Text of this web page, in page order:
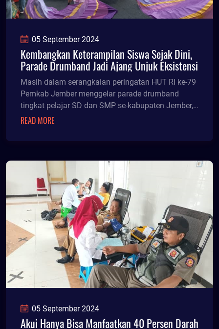
05 September 2024
Kembangkan Keterampilan Siswa Sejak Dini,
Parade Drumband Jadi Ajang Unjuk Eksistensi
Masih dalam serangkaian peringatan HUT RI ke-79
Pemkab Jember menggelar parade drumband
tingkat pelajar SD dan SMP se-kabupaten Jember,
Rabu (4/9/24) siang.
READ MORE
05 September 2024
Akui Hanya Bisa Manfaatkan 40 Persen Darah